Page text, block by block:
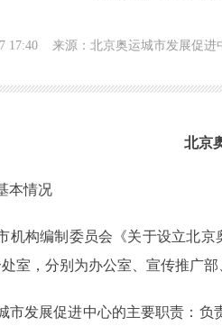
策公开
17:40 来源：北京奥运城市发展促进
北京
情况
构编制委员会《关于设立北京
室，分别为办公室、宣传推广
发展促进中心的主要职责：负